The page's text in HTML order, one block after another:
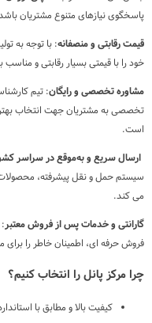
پاسخگوی نیازهای متنوع مشتریان
قیمت رقابتی و منصفانه: با توجه به
خود را با قیمتی بسیار رقابتی و
مشاوره تخصصی و رایگان: تیم
تخصصی به مشتریان جهت انتخاب
است.
ارسال سریع و به‌موقع در سراسر
سیستم حمل و نقل پیشرفته، محصولات
می کند.
گارانتی و خدمات پس از فروش معتبر:
فروش حرفه ای، اطمینان خاطر را
چرا مرکز پانل را انتخاب کنیم؟
کیفیت بالا و مطابق با